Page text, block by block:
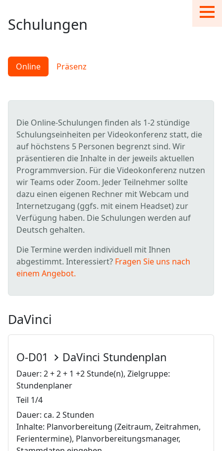
Schulungen
Online Präsenz
Die Online-Schulungen finden als 1-2 stündige
Schulungseinheiten per Videokonferenz statt, die
auf höchstens 5 Personen begrenzt sind. Wir
präsentieren die Inhalte in der jeweils aktuellen
Programmversion. Für die Videokonferenz nutzen
wir Teams oder Zoom. Jeder Teilnehmer sollte
dazu einen eigenen Rechner mit Webcam und
Internetzugang (ggfs. mit einem Headset) zur
Verfügung haben. Die Schulungen werden auf
Deutsch gehalten.
Die Termine werden individuell mit Ihnen
abgestimmt. Interessiert? Fragen Sie uns nach
einem Angebot.
DaVinci
O-D01 DaVinci Stundenplan
Dauer: 2 + 2 + 1 +2 Stunde(n), Zielgruppe:
Stundenplaner
Teil 1/4
Dauer: ca. 2 Stunden
Inhalte: Planvorbereitung (Zeitraum, Zeitrahmen,
Ferientermine), Planvorbereitungsmanager,